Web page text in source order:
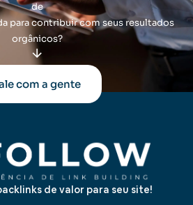
de
para contribuir com seus resultados
orgânicos?
com a gente
de valor para seu site!